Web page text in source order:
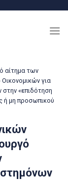
αίτημα των
για
«επιδότηση
ή μη προσωπικού